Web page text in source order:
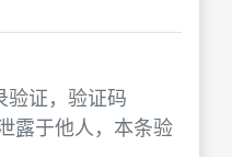
验证，验证码
露于他人，本条验